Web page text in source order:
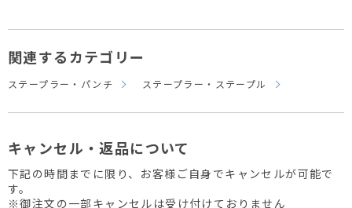
関連するカテゴリー
ステープラー・パンチ ステープラー・ステープル
キャンセル・返品について
下記の時間までに限り、お客様ご自身でキャンセルが可能で
す。
※御注文の一部キャンセルは受け付けておりません